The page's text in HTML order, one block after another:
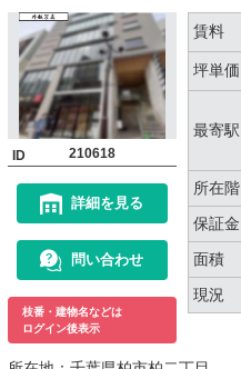
ID 210618
詳細を見る
問い合わせ
枝番・建物名などは
ログイン後表示
賃料
坪単価
最寄駅
所在階
保証金
面積
現況